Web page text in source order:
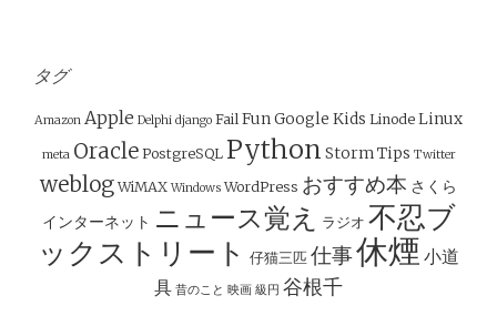
タグ
Amazon Apple Delphi django Fail FunGoogle Kids Linode Linux
meta Oracle PostgreSQL Python StormTips Twitter
weblog WiMAX Windows WordPress おすすめ本 さくら
インターネット ニュース覚え ラジオ 不忍ブ
ックストリート
仔猫三匹 仕事休煙 小道
具 昔のこと 映画 級円 谷根千